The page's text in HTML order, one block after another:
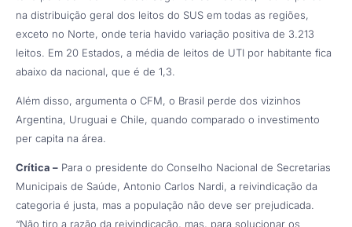
na distribuição geral dos leitos do SUS em todas as regiões,
exceto no Norte, onde teria havido variação positiva de 3.213
leitos. Em 20 Estados, a média de leitos de UTI por habitante fica
abaixo da nacional, que é de 1,3.
Além disso, argumenta o CFM, o Brasil perde dos vizinhos
Argentina, Uruguai e Chile, quando comparado o investimento
per capita na área.
Crítica – Para o presidente do Conselho Nacional de Secretarias
Municipais de Saúde, Antonio Carlos Nardi, a reivindicação da
categoria é justa, mas a população não deve ser prejudicada.
“Não tiro a razão da reivindicação, mas, para solucionar os